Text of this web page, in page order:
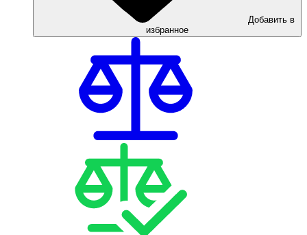
Добавить в
избранное